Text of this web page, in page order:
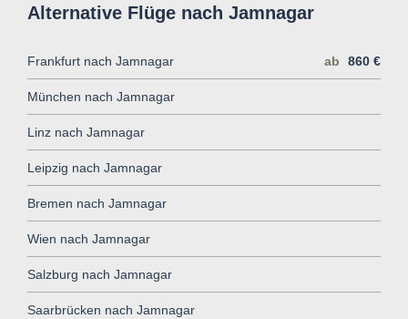
Alternative Flüge nach Jamnagar
Frankfurt nach Jamnagar ab 860 €
München nach Jamnagar
Linz nach Jamnagar
Leipzig nach Jamnagar
Bremen nach Jamnagar
Wien nach Jamnagar
Salzburg nach Jamnagar
Saarbrücken nach Jamnagar